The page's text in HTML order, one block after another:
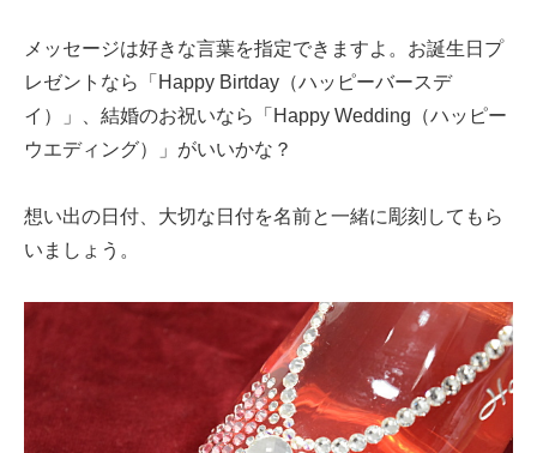
メッセージは好きな言葉を指定できますよ。お誕生日プ
レゼントなら「Happy Birtday（ハッピーバースデ
イ）」、結婚のお祝いなら「Happy Wedding（ハッピー
ウエディング）」がいいかな？
想い出の日付、大切な日付を名前と一緒に彫刻してもら
いましょう。